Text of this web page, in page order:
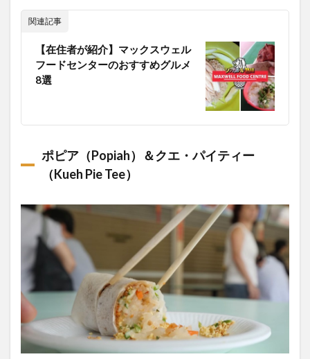
関連記事
【在住者が紹介】マックスウェル
フードセンターのおすすめグルメ
8選
ポピア（Popiah）＆クエ・パイティー
（Kueh Pie Tee）